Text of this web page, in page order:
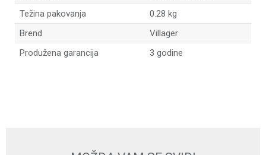
Težina pakovanja
0.28 kg
Brend
Villager
Produžena garancija
3 godine